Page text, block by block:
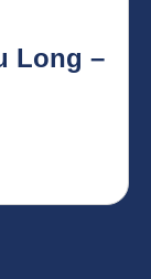
Long –